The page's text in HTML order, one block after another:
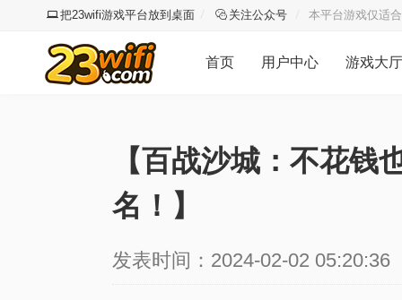
把23wifi游戏平台放到桌面 关注公众号 本平台游戏仅适
首页 用户中心 游戏大厅
【百战沙城：不花钱
名！】
发表时间：2024-02-02 05:20:36